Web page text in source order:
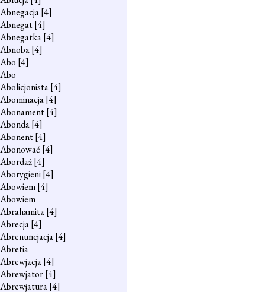
Abnegacja[4]
Abnegat[4]
Abnegatka[4]
Abnoba[4]
Abo [4]
Abo
Abolicjonista[4]
Abominacja[4]
Abonament[4]
Abonda[4]
Abonent[4]
Abonować [4]
Abordaż[4]
Aborygieni[4]
Abowiem[4]
Abowiem
Abrahamita[4]
Abrecja[4]
Abrenuncjacja[4]
Abretia
Abrewjacja[4]
Abrewjator[4]
Abrewjatura[4]